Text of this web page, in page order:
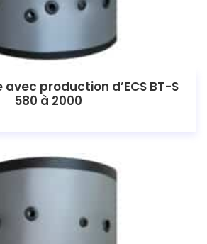
production d’ECS BT-S
580 à 2000